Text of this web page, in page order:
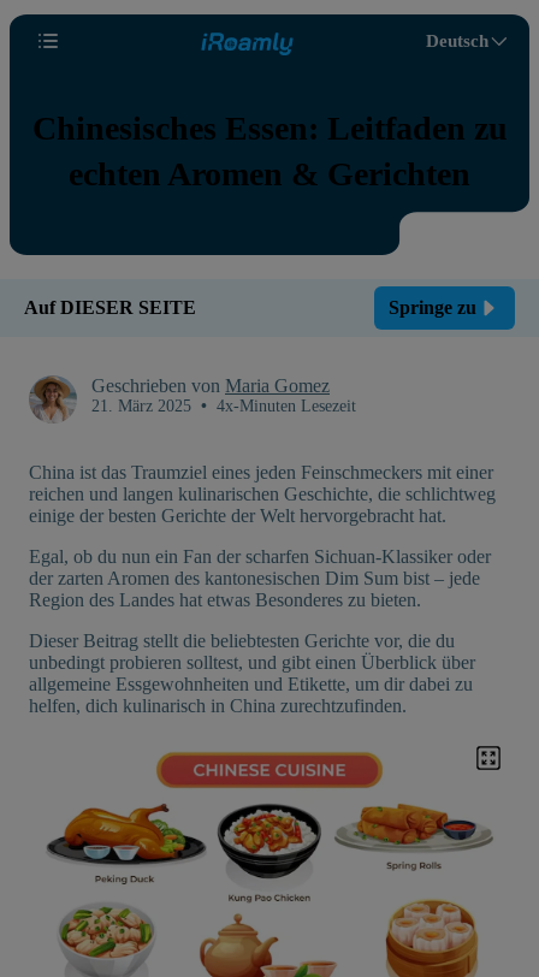
Deutsch
Chinesisches Essen: Leitfaden zu
echten Aromen & Gerichten
Auf DIESER SEITE Springe zu
Geschrieben von Maria Gomez
21. März 2025 • 4x-Minuten Lesezeit
China ist das Traumziel eines jeden Feinschmeckers mit einer
reichen und langen kulinarischen Geschichte, die schlichtweg
einige der besten Gerichte der Welt hervorgebracht hat.
Egal, ob du nun ein Fan der scharfen Sichuan-Klassiker oder
der zarten Aromen des kantonesischen Dim Sum bist – jede
Region des Landes hat etwas Besonderes zu bieten.
Dieser Beitrag stellt die beliebtesten Gerichte vor, die du
unbedingt probieren solltest, und gibt einen Überblick über
allgemeine Essgewohnheiten und Etikette, um dir dabei zu
helfen, dich kulinarisch in China zurechtzufinden.